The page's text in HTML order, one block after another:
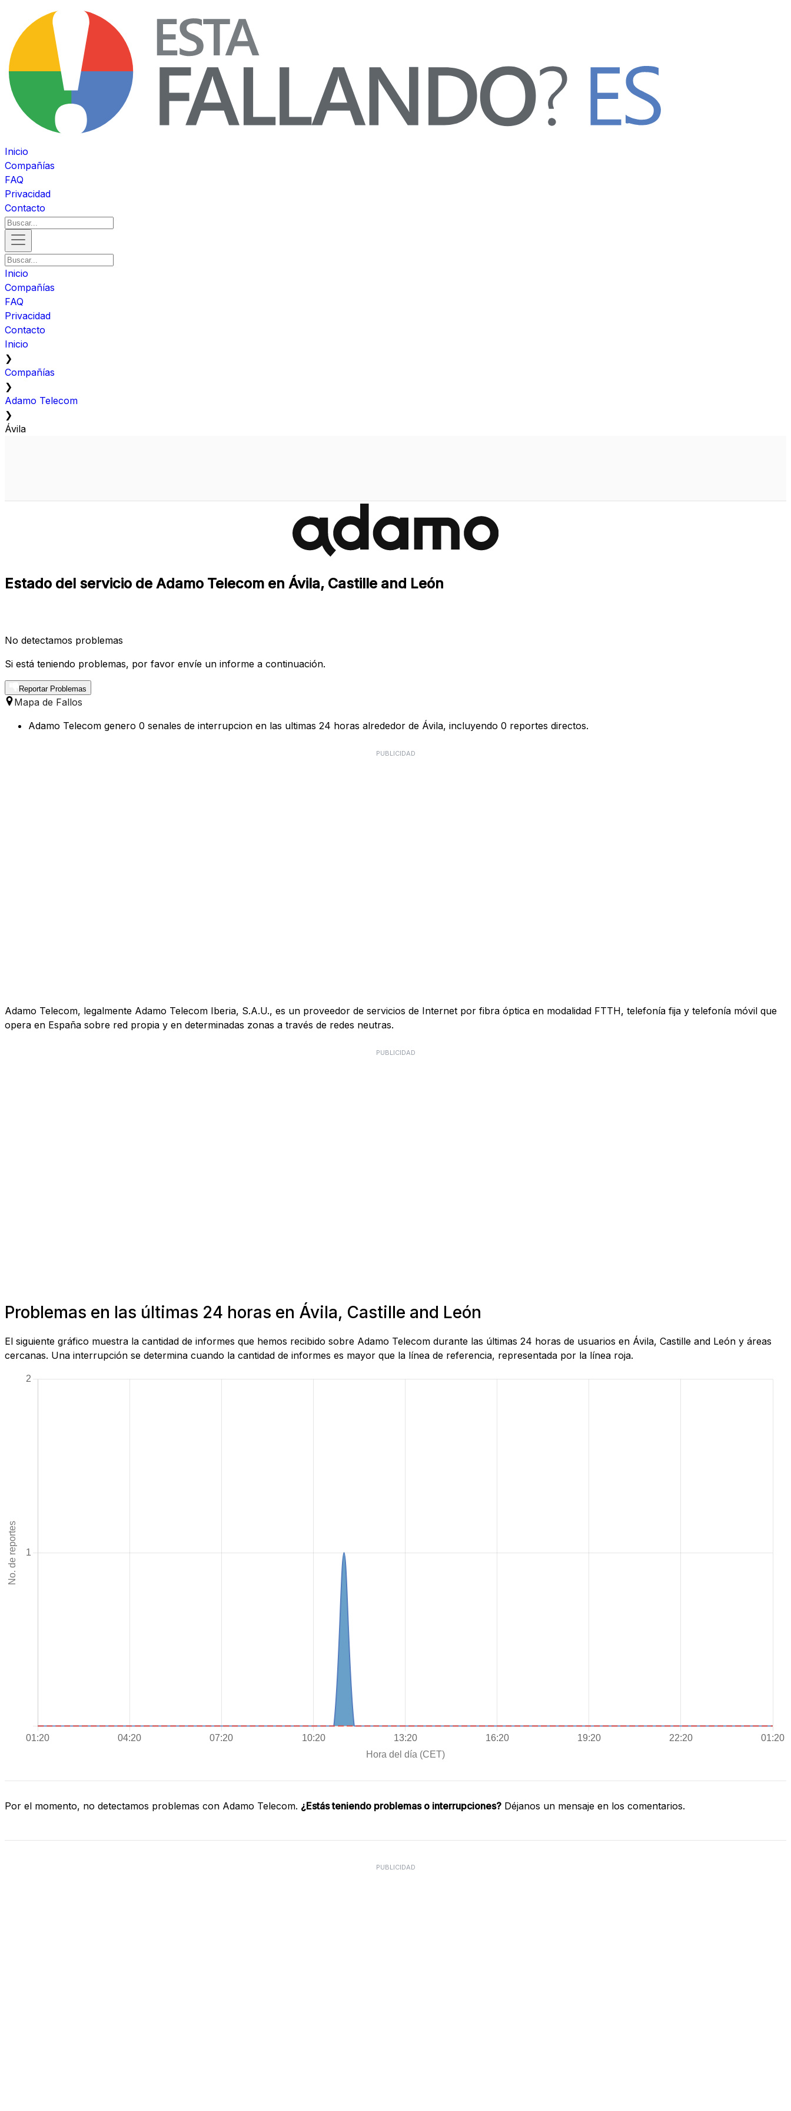
Inicio
Compañías
FAQ
Privacidad
Contacto
Inicio
Compañías
FAQ
Privacidad
Contacto
Inicio
❯
Compañías
❯
Adamo Telecom
❯
Ávila
Estado del servicio de Adamo Telecom en Ávila, Castille and León
No detectamos problemas
Si está teniendo problemas, por favor envíe un informe a continuación.
Reportar Problemas
Mapa de Fallos
Adamo Telecom genero 0 senales de interrupcion en las ultimas 24 horas alrededor de Ávila, incluyendo 0 reportes directos.
PUBLICIDAD
Adamo Telecom, legalmente Adamo Telecom Iberia, S.A.U., es un proveedor de servicios de Internet por fibra óptica en modalidad FTTH, telefonía fija y telefonía móvil que
opera en España sobre red propia y en determinadas zonas a través de redes neutras.
PUBLICIDAD
Problemas en las últimas 24 horas en Ávila, Castille and León
El siguiente gráfico muestra la cantidad de informes que hemos recibido sobre Adamo Telecom durante las últimas 24 horas de usuarios en Ávila, Castille and León y áreas
cercanas. Una interrupción se determina cuando la cantidad de informes es mayor que la línea de referencia, representada por la línea roja.
Por el momento, no detectamos problemas con Adamo Telecom. ¿Estás teniendo problemas o interrupciones? Déjanos un mensaje en los comentarios.
PUBLICIDAD